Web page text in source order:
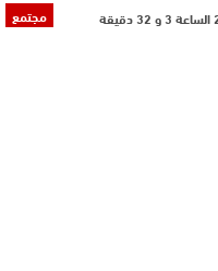
مجتمع